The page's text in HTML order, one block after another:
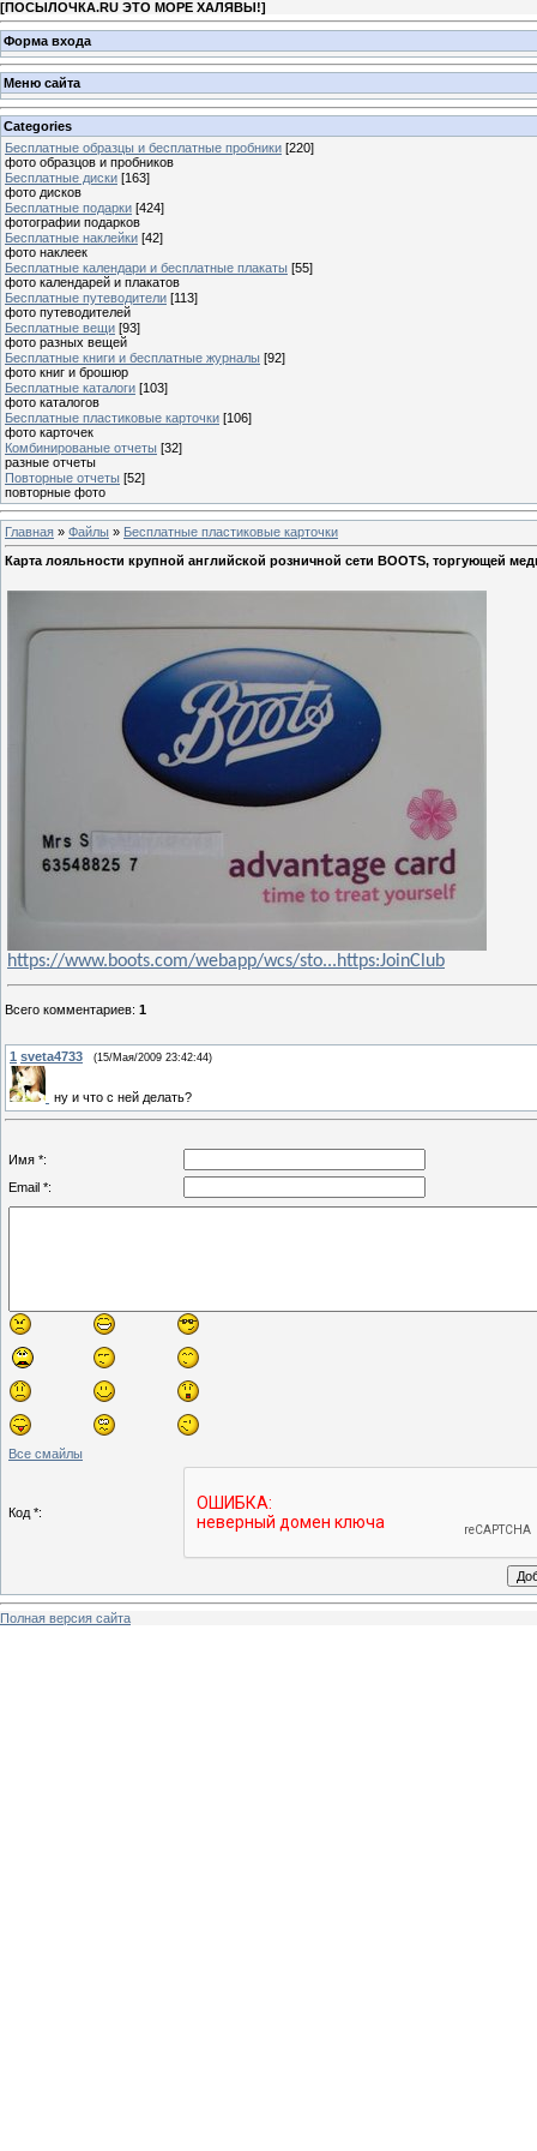
[ПОСЫЛОЧКА.RU ЭТО МОРЕ ХАЛЯВЫ!]
Форма входа
Меню сайта
Categories
Бесплатные образцы и бесплатные пробники [220]
фото образцов и пробников
Бесплатные диски [163]
фото дисков
Бесплатные подарки [424]
фотографии подарков
Бесплатные наклейки [42]
фото наклеек
Бесплатные календари и бесплатные плакаты [55]
фото календарей и плакатов
Бесплатные путеводители [113]
фото путеводителей
Бесплатные вещи [93]
фото разных вещей
Бесплатные книги и бесплатные журналы [92]
фото книг и брошюр
Бесплатные каталоги [103]
фото каталогов
Бесплатные пластиковые карточки [106]
фото карточек
Комбинированые отчеты [32]
разные отчеты
Повторные отчеты [52]
повторные фото
Главная » Файлы » Бесплатные пластиковые карточки
Карта лояльности крупной английской розничной сети BOOTS, торгующей
https://www.boots.com/webapp/wcs/sto...https:JoinClub
Всего комментариев: 1
1 sveta4733 (15/Мая/2009 23:42:44)
ну и что с ней делать?
Имя *:
Email *:
Все смайлы
Код *:
Полная версия сайта